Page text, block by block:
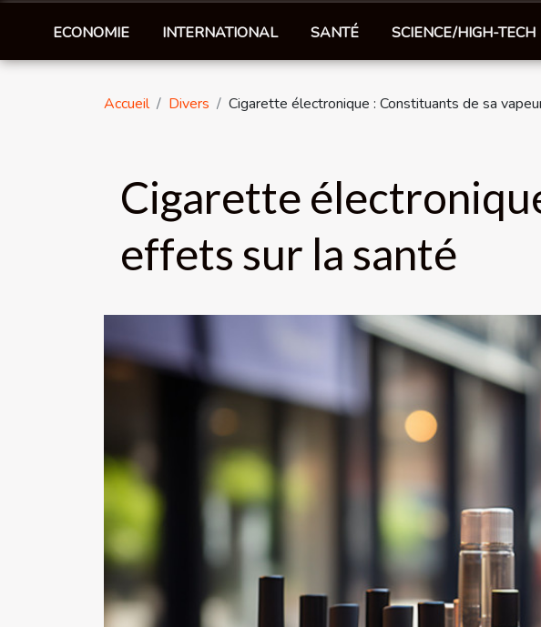
ECONOMIE INTERNATIONAL SANTÉ SCIENCE/HIGH-TECH
Accueil Divers Cigarette électronique : Constituants de sa
Cigarette
effets sur la santé